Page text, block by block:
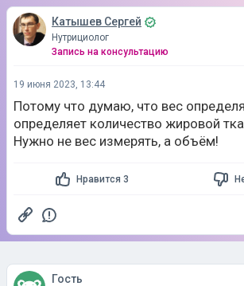
Катышев Сергей
Нутрициолог
Запись на консультацию
19 июня 2023, 13:44
Потому что думаю, что вес
определяет количество жировой
Нужно не вес измерять, а объём!
Нравится 3
Гость